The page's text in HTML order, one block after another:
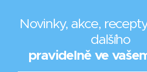
Novinky, akce,
dalšího
pravidelně ve